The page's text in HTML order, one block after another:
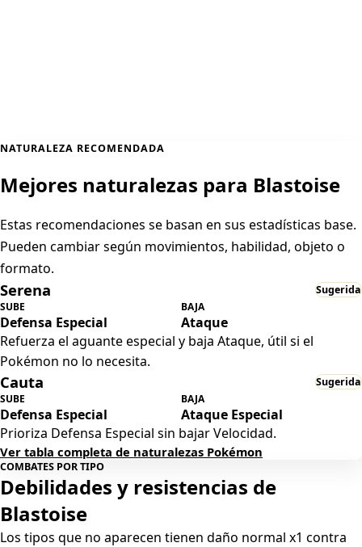
NATURALEZA RECOMENDADA
Mejores naturalezas para Blastoise
Estas recomendaciones se basan en sus estadísticas base.
Pueden cambiar según movimientos, habilidad, objeto o
formato.
Serena
Sugerida
SUBE
Defensa Especial
BAJA
Ataque
Refuerza el aguante especial y baja Ataque, útil si el
Pokémon no lo necesita.
Cauta
Sugerida
SUBE
Defensa Especial
BAJA
Ataque Especial
Prioriza Defensa Especial sin bajar Velocidad.
Ver tabla completa de naturalezas Pokémon
COMBATES POR TIPO
Debilidades y resistencias de
Blastoise
Los tipos que no aparecen tienen daño normal x1 contra